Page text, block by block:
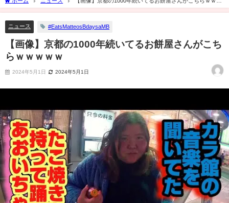
ｗｗ
ニュース #EatsMatteosBdaysaMB
【画像】京都の1000年続いてるお餅屋さんがこち
らｗｗｗｗｗ
2024年5月1日 2024年5月1日